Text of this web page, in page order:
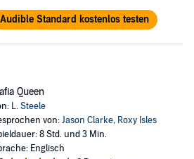
Audible Standard kostenlos testen
Queen
L. Steele
von:Jason Clarke, Roxy Isles
8 Std. und 3 Min.
Englisch